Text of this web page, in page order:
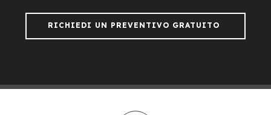
RICHIEDI UN PREVENTIVO GRATUITO